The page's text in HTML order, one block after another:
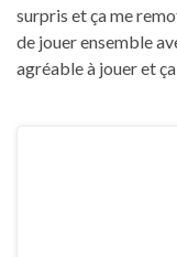
surpris et ça me
de jouer ensemble
agréable à jouer et